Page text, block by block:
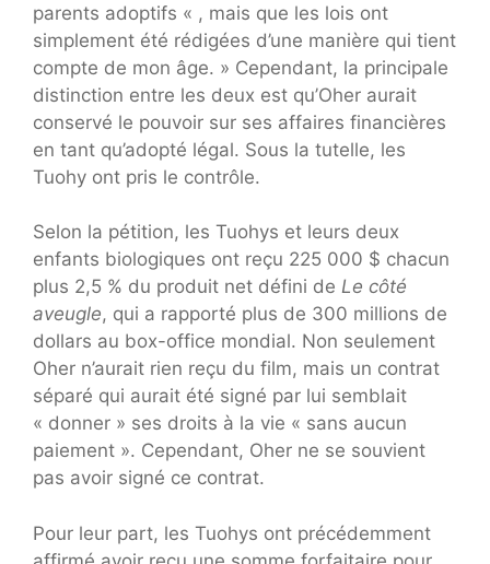
parents adoptifs « , mais que les lois ont
simplement été rédigées d’une manière qui tient
compte de mon âge. » Cependant, la principale
distinction entre les deux est qu’Oher aurait
conservé le pouvoir sur ses affaires financières
en tant qu’adopté légal. Sous la tutelle, les
Tuohy ont pris le contrôle.
Selon la pétition, les Tuohys et leurs deux
enfants biologiques ont reçu 225 000 $ chacun
plus 2,5 % du produit net défini de Le côté
aveugle, qui a rapporté plus de 300 millions de
dollars au box-office mondial. Non seulement
Oher n’aurait rien reçu du film, mais un contrat
séparé qui aurait été signé par lui semblait
« donner » ses droits à la vie « sans aucun
paiement ». Cependant, Oher ne se souvient
pas avoir signé ce contrat.
Pour leur part, les Tuohys ont précédemment